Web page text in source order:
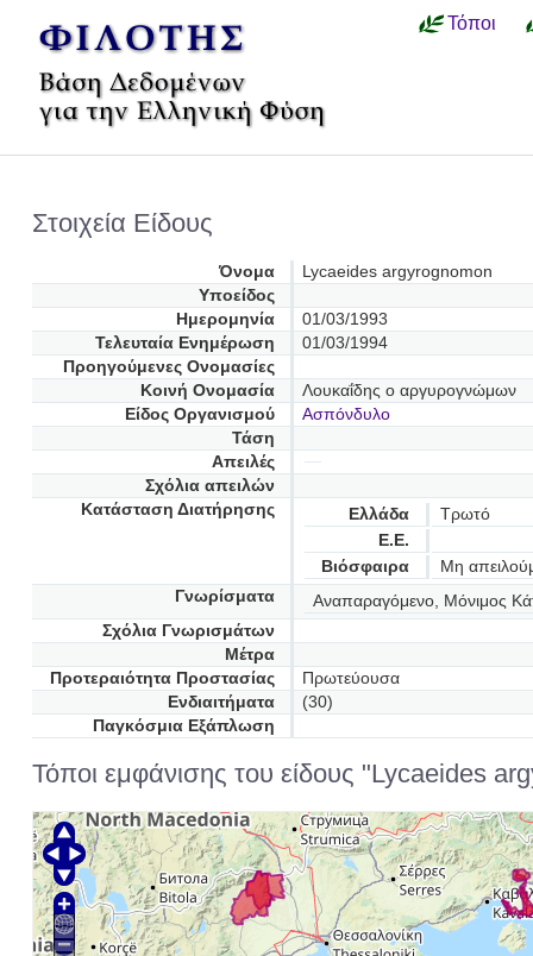
Τόποι
Στοιχεία Είδους
Όνομα
Lycaeides argyrognomon
Υποείδος
Ημερομηνία
01/03/1993
Τελευταία Ενημέρωση
01/03/1994
Προηγούμενες Oνομασίες
Κοινή Ονομασία
Λουκαΐδης ο αργυρογνώμων
Είδος Οργανισμού
Ασπόνδυλο
Τάση
Απειλές
Σχόλια απειλών
Κατάσταση Διατήρησης
Ελλάδα
Τρωτό
Ε.Ε.
Βιόσφαιρα
Μη
Γνωρίσματα
Αναπαραγόμενο, Μόνιμος
Σχόλια Γνωρισμάτων
Μέτρα
Προτεραιότητα Προστασίας
Πρωτεύουσα
Ενδιαιτήματα
(30)
Παγκόσμια Εξάπλωση
Τόποι εμφάνισης του είδους "Lycaeides